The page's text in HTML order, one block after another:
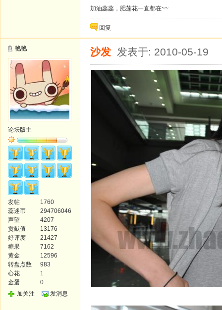
加油蕊蕊，肥莲花一直都在~~
回复
艳艳
论坛版主
发帖
1760
蕊迷币
294706046
声望
4207
贡献值
13176
好评度
21427
糖果
7162
黄金
12596
转盘点数
983
心花
1
金蛋
0
加关注
发消息
沙发 发表于: 2010-05-19